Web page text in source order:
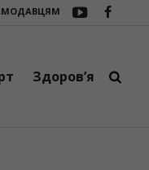
Підтримка фронту: у
Здоров’я